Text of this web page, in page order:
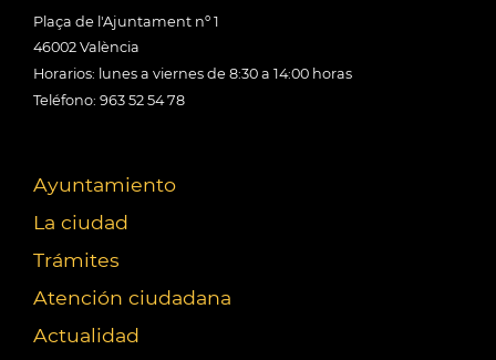
Plaça de l'Ajuntament nº 1
46002 València
Horarios: lunes a viernes de 8:30 a 14:00 horas
Teléfono: 963 52 54 78
Ayuntamiento
La ciudad
Trámites
Atención ciudadana
Actualidad